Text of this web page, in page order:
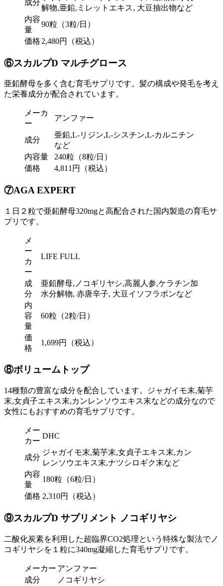
成分
解物,亜鉛,ミレットエキス, 大豆抽出物など
内容
量
90粒（3粒/日）
価格 2,480円（税込）
⑥スカルプD マルチグロース
亜鉛酵母を多く含む育毛サプリです。髪の構成や発毛を考え
た栄養成分が配合されています。
メーカ
ー
アンファー
成分
亜鉛,L-リジン,L-シスチン,L-カルニチン
など
内容量
240粒（8粒/日）
価格
4,811円（税込）
⑦AGA EXPERT
１日２粒で亜鉛酵母320mgと高配合された国内製造の育毛サ
プリです。
メ
ー
カ
ー
LIFE FULL
成
分
亜鉛酵母,ノコギリヤシ,高麗人参,ケラチン加
水分解物, 赤唐辛子, 大豆イソフラボンなど
内
容
量
60粒（2粒/日）
価
格
1,699円（税込）
⑧ボリュームトップ
14種類の豊富な成分を配合しています。ジャガイモ末,菊芋
末,女貞子エキス末,カンレンソウエキス末などの成分なので
女性にもおすすめの育毛サプリです。
メー
カー
DHC
成分
ジャガイモ末,菊芋末,女貞子エキス末,カン
レンソウエキス末,ナツシロギク末など
内容
量
180粒（6粒/日）
価格 2,310円（税込）
⑨スカルプD サプリメント ノコギリヤシ
二酸化炭素を利用した超臨界CO2処理という特殊な製法でノ
コギリヤシを１粒に340mg凝縮した育毛サプリです。
メーカー アンファー
成分
ノコギリヤシ